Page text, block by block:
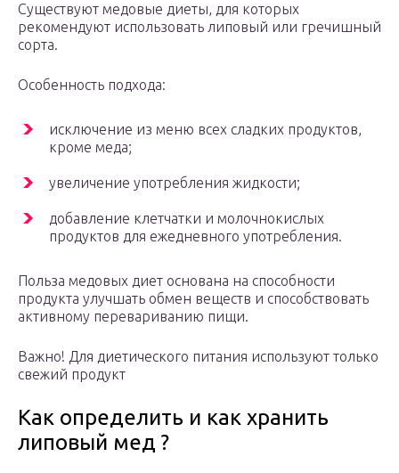
Существуют медовые диеты, для которых
рекомендуют использовать липовый или гречишный
сорта.
Особенность подхода:
исключение из меню всех сладких продуктов,
кроме меда;
увеличение употребления жидкости;
добавление клетчатки и молочнокислых
продуктов для ежедневного употребления.
Польза медовых диет основана на способности
продукта улучшать обмен веществ и способствовать
активному перевариванию пищи.
Важно! Для диетического питания используют только
свежий продукт
Как определить и как хранить
липовый мед ?